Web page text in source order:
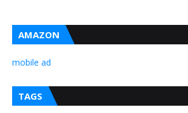
AMAZON
mobile ad
TAGS